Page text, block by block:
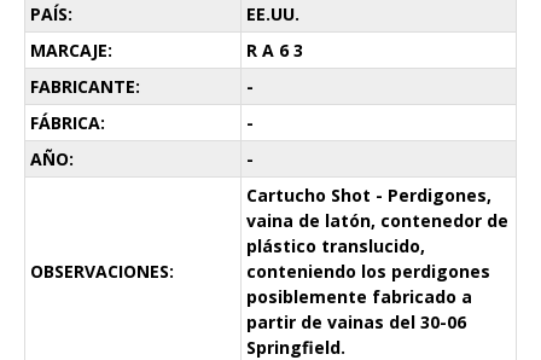
PAÍS:
EE.UU.
MARCAJE:
R A 6 3
FABRICANTE:
-
FÁBRICA:
-
AÑO:
-
OBSERVACIONES:
Cartucho Shot - Perdigones,
vaina de latón, contenedor de
plástico translucido,
conteniendo los perdigones
posiblemente fabricado a
partir de vainas del 30-06
Springfield.